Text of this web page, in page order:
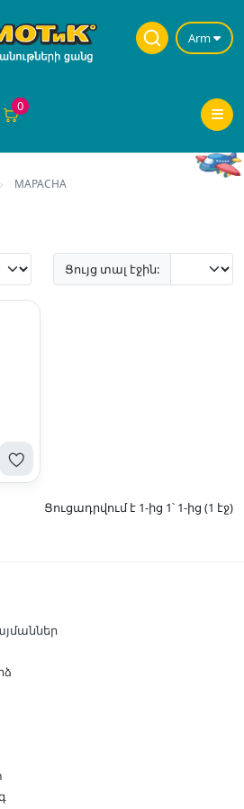
Arm
0
MAPACHA
Ցույց տալ էջին:
Ցուցադրվում է 1-ից 1՝ 1-ից (1 էջ)